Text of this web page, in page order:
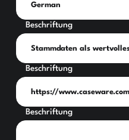
Beschriftung
Beschriftung
Beschriftung